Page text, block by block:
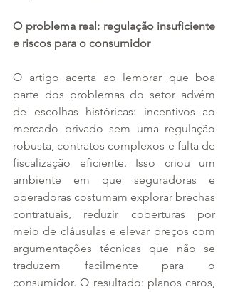
O problema real: regulação insuficiente
e riscos para o consumidor
O artigo acerta ao lembrar que boa
parte dos problemas do setor advém
de escolhas históricas: incentivos ao
mercado privado sem uma regulação
robusta, contratos complexos e falta de
fiscalização eficiente. Isso criou um
ambiente em que seguradoras e
operadoras costumam explorar brechas
contratuais, reduzir coberturas por
meio de cláusulas e elevar preços com
argumentações técnicas que não se
traduzem facilmente para o
consumidor. O resultado: planos caros,